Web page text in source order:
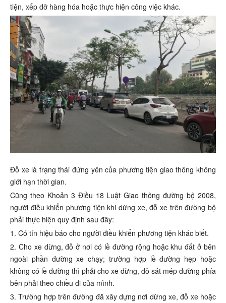
tiện, xếp dỡ hàng hóa hoặc thực hiện công việc khác.
Đỗ xe là trạng thái đứng yên của phương tiện giao thông không
giới hạn thời gian.
Cũng theo Khoản 3 Điều 18 Luật Giao thông đường bộ 2008,
người điều khiển phương tiện khi dừng xe, đỗ xe trên đường bộ
phải thực hiện quy định sau đây:
1. Có tín hiệu báo cho người điều khiển phương tiện khác biết.
2. Cho xe dừng, đỗ ở nơi có lề đường rộng hoặc khu đất ở bên
ngoài phần đường xe chạy; trường hợp lề đường hẹp hoặc
không có lề đường thì phải cho xe dừng, đỗ sát mép đường phía
bên phải theo chiều đi của mình.
3. Trường hợp trên đường đã xây dựng nơi dừng xe, đỗ xe hoặc